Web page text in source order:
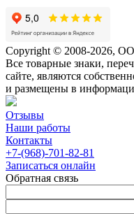
Copyright © 2008-2026,
Все товарные знаки,
сайте, являются
и размещены в
Отзывы
Наши работы
Контакты
+7-(968)-701-82-81
Записаться онлайн
Обратная связь